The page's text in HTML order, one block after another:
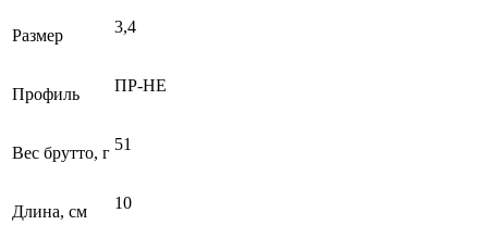
Размер 3,4
Профиль ПР-НЕ
Вес брутто, г 51
Длина, см 10